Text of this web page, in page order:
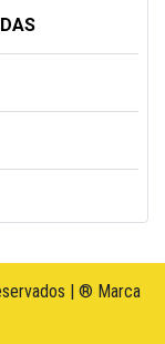
| ® Marca